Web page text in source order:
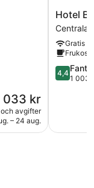
033 kr
033 kr
avgifter
– 24 aug.
Hotel
Bologna
Centrala
Pisa
Hotel
Centrala
Gratis
Frukost
4.4
av
4,4
1 003